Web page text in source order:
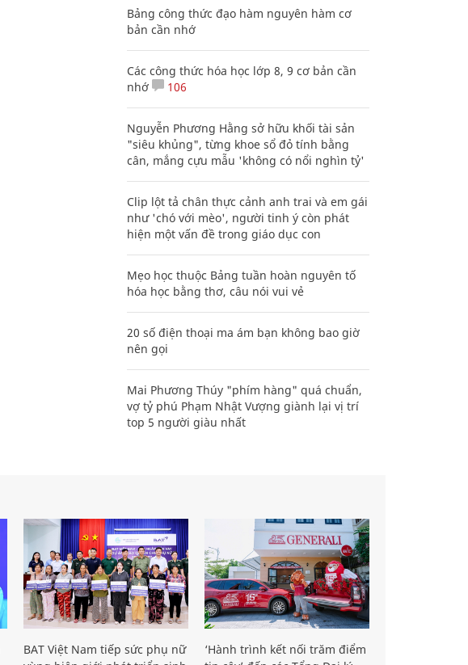
Bảng công thức đạo hàm nguyên hàm cơ
bản cần nhớ
Các công thức hóa học lớp 8, 9 cơ bản cần
nhớ
106
Nguyễn Phương Hằng sở hữu khối tài sản
"siêu khủng", từng khoe sổ đỏ tính bằng
cân, mắng cựu mẫu 'không có nổi nghìn tỷ'
Clip lột tả chân thực cảnh anh trai và em gái
như 'chó với mèo', người tinh ý còn phát
hiện một vấn đề trong giáo dục con
Mẹo học thuộc Bảng tuần hoàn nguyên tố
hóa học bằng thơ, câu nói vui vẻ
20 số điện thoại ma ám bạn không bao giờ
nên gọi
Mai Phương Thúy "phím hàng" quá chuẩn,
vợ tỷ phú Phạm Nhật Vượng giành lại vị trí
top 5 người giàu nhất
BAT Việt Nam tiếp sức phụ nữ
‘Hành trình kết nối trăm điểm